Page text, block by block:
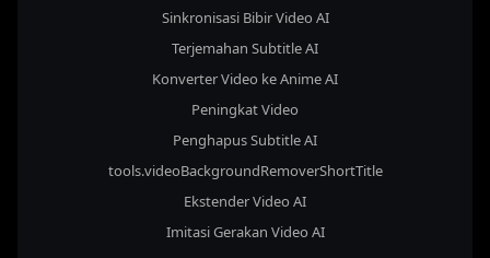
Sinkronisasi Bibir Video AI
Terjemahan Subtitle AI
Konverter Video ke Anime AI
Peningkat Video
Penghapus Subtitle AI
tools.videoBackgroundRemoverShortTitle
Ekstender Video AI
Imitasi Gerakan Video AI